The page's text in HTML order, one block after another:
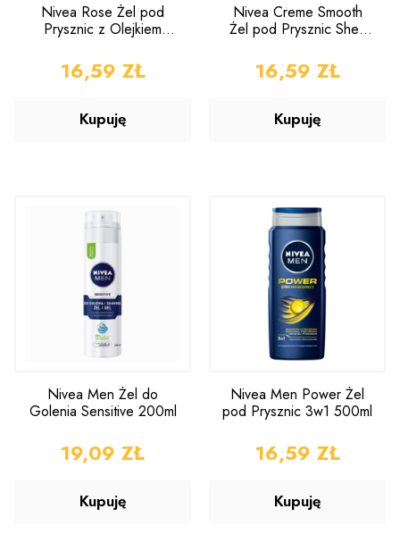
Nivea Rose Żel pod
Prysznic z Olejkiem
CENA
16,59 ZŁ
Kupuję
Nivea Creme Smooth
Żel pod Prysznic Shea
CENA
16,59 ZŁ
Kupuję
Nivea Men Żel do
Golenia Sensitive 200ml
CENA
19,09 ZŁ
Kupuję
Nivea Men Power Żel
pod Prysznic 3w1 500ml
CENA
16,59 ZŁ
Kupuję